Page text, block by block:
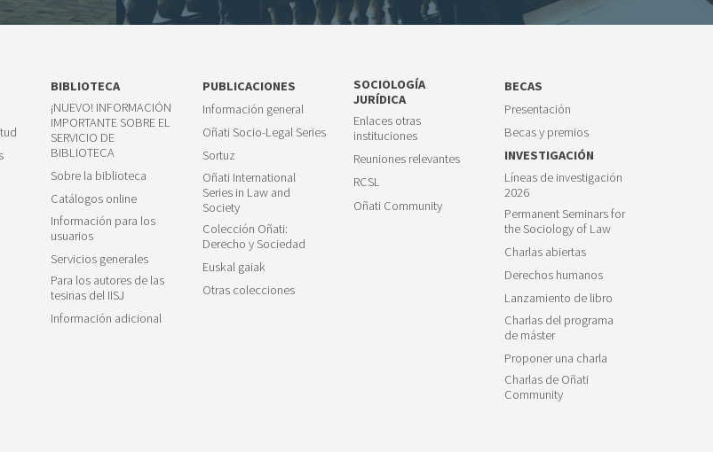
BIBLIOTECA
¡NUEVO! INFORMACIÓN
IMPORTANTE SOBRE EL
SERVICIO DE
BIBLIOTECA
Sobre la biblioteca
Catálogos online
Información para los
usuarios
Servicios generales
Para los autores de las
tesinas del IISJ
Información adicional
PUBLICACIONES
Información general
Oñati Socio-Legal Series
Sortuz
Oñati International
Series in Law and
Society
Colección Oñati:
Derecho y Sociedad
Euskal gaiak
Otras colecciones
SOCIOLOGÍA
JURÍDICA
Enlaces otras
instituciones
Reuniones relevantes
RCSL
Oñati Community
BECAS
Presentación
Becas y premios
INVESTIGACIÓN
Líneas de investigación
2026
Permanent Seminars for
the Sociology of Law
Charlas abiertas
Derechos humanos
Lanzamiento de libro
Charlas del programa
de máster
Proponer una charla
Charlas de Oñati
Community